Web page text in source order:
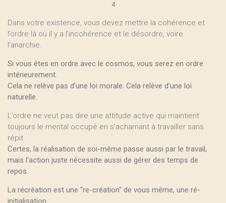
4
Dans votre existence, vous devez mettre la cohérence et
l’ordre là où il y a l’incohérence et le désordre, voire
l’anarchie.
Si vous êtes en ordre avec le cosmos, vous serez en ordre
intérieurement.
Cela ne relève pas d’une loi morale. Cela relève d’une loi
naturelle.
L’ordre ne veut pas dire une attitude active qui maintient
toujours le mental occupé en s’acharnant à travailler sans
répit.
Certes, la réalisation de soi-même passe aussi par le travail,
mais l’action juste nécessite aussi de gérer des temps de
repos.
La récréation est une "re-création" de vous même, une ré-
initialisation.